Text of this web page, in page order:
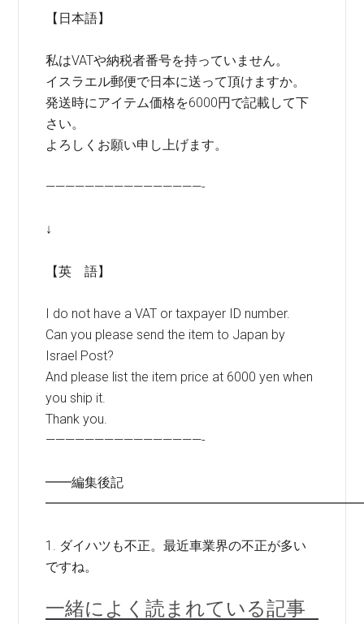
【日本語】
私はVATや納税者番号を持っていません。
イスラエル郵便で日本に送って頂けますか。
発送時にアイテム価格を6000円で記載して下
さい。
よろしくお願い申し上げます。
————————————————-
↓
【英 語】
I do not have a VAT or taxpayer ID number.
Can you please send the item to Japan by
Israel Post?
And please list the item price at 6000 yen when
you ship it.
Thank you.
————————————————-
━━編集後記
1. ダイハツも不正。最近車業界の不正が多い
ですね。
一緒によく読まれている記事